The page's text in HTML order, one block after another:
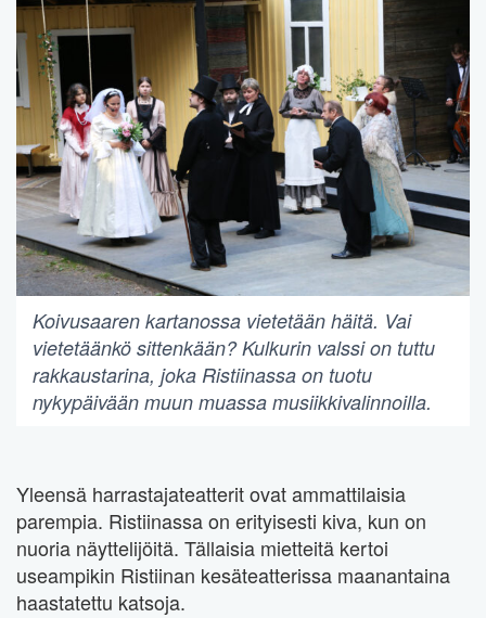
Koivusaaren kartanossa vietetään häitä. Vai
vietetäänkö sittenkään? Kulkurin valssi on tuttu
rakkaustarina, joka Ristiinassa on tuotu
nykypäivään muun muassa musiikkivalinnoilla.
Yleensä harrastajateatterit ovat ammattilaisia
parempia. Ristiinassa on erityisesti kiva, kun on
nuoria näyttelijöitä. Tällaisia mietteitä kertoi
useampikin Ristiinan kesäteatterissa maanantaina
haastatettu katsoja.